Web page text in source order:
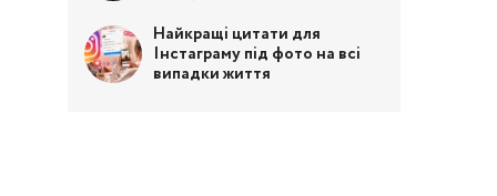
Найкращі цитати для
Інстаграму під фото на всі
випадки життя